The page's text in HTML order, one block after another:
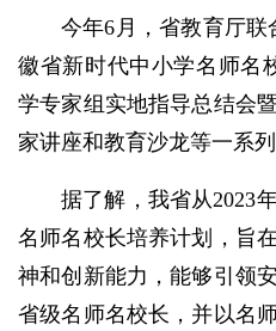
今年6月，省教育厅联
徽省新时代中小学名师名
学专家组实地指导总结会
家讲座和教育沙龙等一系列
据了解，我省从2023
名师名校长培养计划，旨
神和创新能力，能够引领
省级名师名校长，并以名